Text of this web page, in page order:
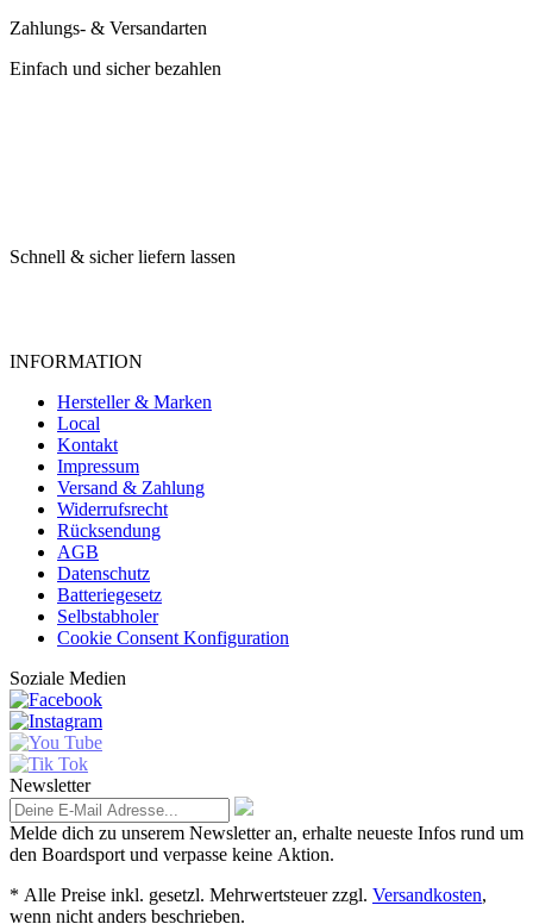
Zahlungs- & Versandarten
Einfach und sicher bezahlen
Schnell & sicher liefern lassen
INFORMATION
Hersteller & Marken
Local
Kontakt
Impressum
Versand & Zahlung
Widerrufsrecht
Rücksendung
AGB
Datenschutz
Batteriegesetz
Selbstabholer
Cookie Consent Konfiguration
Soziale Medien
Newsletter
Melde dich zu unserem Newsletter an, erhalte neueste Infos rund um
den Boardsport und verpasse keine Aktion.
* Alle Preise inkl. gesetzl. Mehrwertsteuer zzgl. Versandkosten,
wenn nicht anders beschrieben.